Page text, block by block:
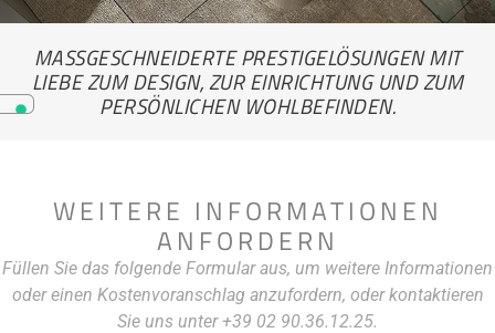
MASSGESCHNEIDERTE PRESTIGELÖSUNGEN MIT L
IEBE ZUM DESIGN, ZUR EINRICHTUNG UND ZUM P
ERSÖNLICHEN WOHLBEFINDEN.
WEITERE INFORMATIONEN
ANFORDERN
Füllen Sie das folgende Formular aus, um weitere Informationen
oder einen Kostenvoranschlag anzufordern, oder kontaktieren
Sie uns unter +39 02 90.36.12.25.